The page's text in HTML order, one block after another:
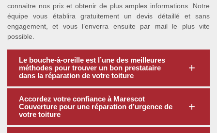
connaitre nos prix et obtenir de plus amples informations. Notre
équipe vous établira gratuitement un devis détaillé et sans
engagement, et vous l’enverra ensuite par mail le plus vite
possible.
Le bouche-à-oreille est l’une des meilleures
méthodes pour trouver un bon prestataire
dans la réparation de votre toiture
Accordez votre confiance à Marescot
Couverture pour une réparation d’urgence de
votre toiture